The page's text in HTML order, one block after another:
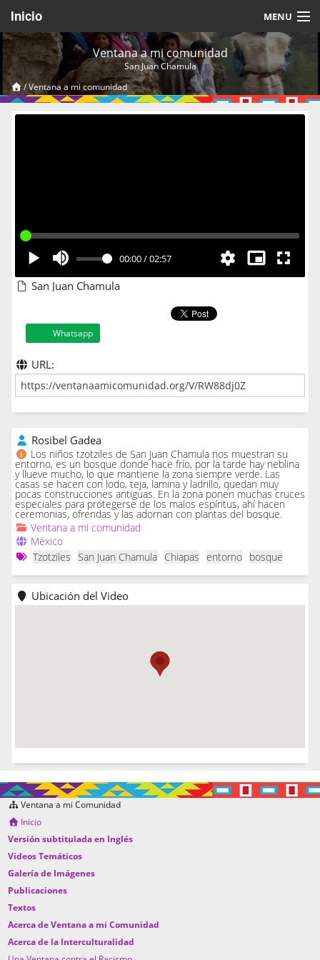
Inicio MENU
Acerca de
Videos Temáticos
Cerrar Sesión
Ventana a mi comunidad
San Juan Chamula
/Ventana a mi comunidad
00:00/02:57
San Juan Chamula
Whatsapp
URL:
Rosibel Gadea
Los niños tzotziles de San Juan Chamula nos muestran su
entorno, es un bosque donde hace frío, por la tarde hay neblina
y llueve mucho, lo que mantiene la zona siempre verde. Las
casas se hacen con lodo, teja, lamina y ladrillo, quedan muy
pocas construcciones antiguas. En la zona ponen muchas cruces
especiales para protegerse de los malos espíritus, ahí hacen
ceremonias, ofrendas y las adornan con plantas del bosque.
Ventana a mi comunidad
México
Tzotziles
San Juan Chamula Chiapas entorno bosque
Ubicación del Video
Ventana a mi Comunidad
Inicio
Versión subtitulada en Inglés
Videos Temáticos
Galería de Imágenes
Publicaciones
Textos
Acerca de Ventana a mi Comunidad
Acerca de la Interculturalidad